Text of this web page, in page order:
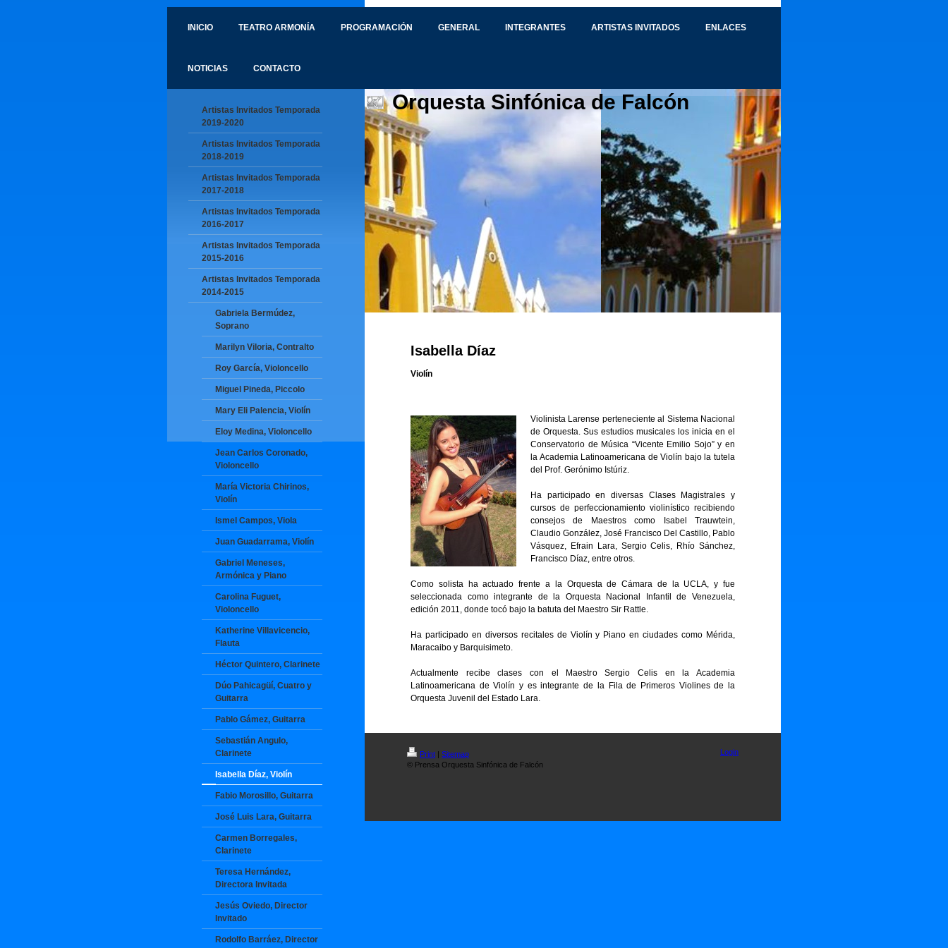
INICIO TEATRO ARMONÍA PROGRAMACIÓN GENERAL INTEGRANTES ARTISTAS INVITADOS ENLACES
NOTICIAS CONTACTO
Artistas Invitados Temporada
2019-2020
Artistas Invitados Temporada
2018-2019
Artistas Invitados Temporada
2017-2018
Artistas Invitados Temporada
2016-2017
Artistas Invitados Temporada
2015-2016
Artistas Invitados Temporada
2014-2015
Gabriela Bermúdez,
Soprano
Marilyn Viloria, Contralto
Roy García, Violoncello
Miguel Pineda, Piccolo
Mary Eli Palencia, Violín
Eloy Medina, Violoncello
Jean Carlos Coronado,
Violoncello
María Victoria Chirinos,
Violín
Ismel Campos, Viola
Juan Guadarrama, Violín
Gabriel Meneses,
Armónica y Piano
Carolina Fuguet,
Violoncello
Katherine Villavicencio,
Flauta
Héctor Quintero, Clarinete
Dúo Pahicagüí, Cuatro y
Guitarra
Pablo Gámez, Guitarra
Sebastián Angulo,
Clarinete
Isabella Díaz, Violín
Fabio Morosillo, Guitarra
José Luis Lara, Guitarra
Carmen Borregales,
Clarinete
Teresa Hernández,
Directora Invitada
Jesús Oviedo, Director
Invitado
Rodolfo Barráez, Director
Orquesta Sinfónica de Falcón
Isabella Díaz
Violín
Violinista Larense perteneciente al Sistema Nacional
de Orquesta. Sus estudios musicales los inicia en el
Conservatorio de Música “Vicente Emilio Sojo” y en
la Academia Latinoamericana de Violín bajo la tutela
del Prof. Gerónimo Istúriz.
Ha participado en diversas Clases Magistrales y
cursos de perfeccionamiento violinístico recibiendo
consejos de Maestros como Isabel Trauwtein,
Claudio González, José Francisco Del Castillo, Pablo
Vásquez, Efrain Lara, Sergio Celis, Rhío Sánchez,
Francisco Díaz, entre otros.
Como solista ha actuado frente a la Orquesta de Cámara de la UCLA, y fue
seleccionada como integrante de la Orquesta Nacional Infantil de Venezuela,
edición 2011, donde tocó bajo la batuta del Maestro Sir Rattle.
Ha participado en diversos recitales de Violín y Piano en ciudades como Mérida,
Maracaibo y Barquisimeto.
Actualmente recibe clases con el Maestro Sergio Celis en la Academia
Latinoamericana de Violín y es integrante de la Fila de Primeros Violines de la
Orquesta Juvenil del Estado Lara.
Print | Sitemap
© Prensa Orquesta Sinfónica de Falcón
Login